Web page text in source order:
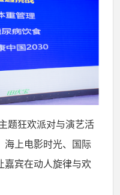
题狂欢派对与演艺活
海上电影时光、国际
嘉宾在动人旋律与欢